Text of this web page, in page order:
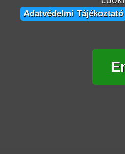
Adatvédelmi Tájékoztató